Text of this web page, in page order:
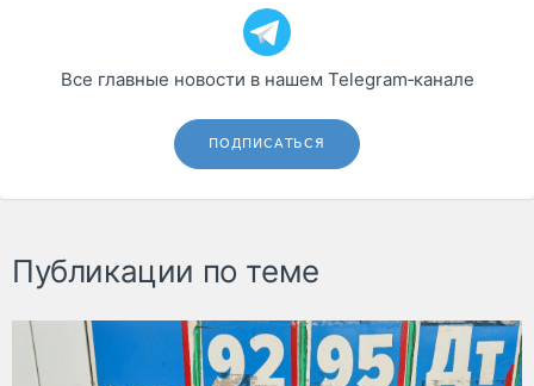
Все главные новости в нашем Telegram‑канале
ПОДПИСАТЬСЯ
Публикации по теме